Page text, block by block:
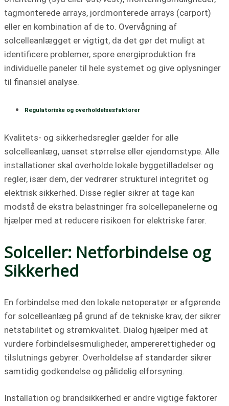
tagmonterede arrays, jordmonterede arrays (carport)
eller en kombination af de to. Overvågning af
solcelleanlægget er vigtigt, da det gør det muligt at
identificere problemer, spore energiproduktion fra
individuelle paneler til hele systemet og give oplysninger
til finansiel analyse.
Regulatoriske og overholdelsesfaktorer
Kvalitets- og sikkerhedsregler gælder for alle
solcelleanlæg, uanset størrelse eller ejendomstype. Alle
installationer skal overholde lokale byggetilladelser og
regler, især dem, der vedrører strukturel integritet og
elektrisk sikkerhed. Disse regler sikrer at tage kan
modstå de ekstra belastninger fra solcellepanelerne og
hjælper med at reducere risikoen for elektriske farer.
Solceller: Netforbindelse og
Sikkerhed
En forbindelse med den lokale netoperatør er afgørende
for solcelleanlæg på grund af de tekniske krav, der sikrer
netstabilitet og strømkvalitet. Dialog hjælper med at
vurdere forbindelsesmuligheder, ampererettigheder og
tilslutnings gebyrer. Overholdelse af standarder sikrer
samtidig godkendelse og pålidelig elforsyning.
Installation og brandsikkerhed er andre vigtige faktorer